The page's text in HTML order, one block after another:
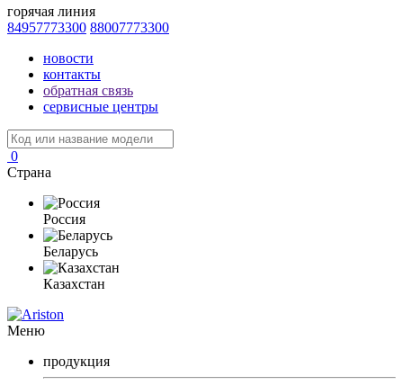
горячая линия
84957773300 88007773300
новости
контакты
обратная связь
сервисные центры
0
Страна
Россия
Беларусь
Казахстан
Меню
продукция